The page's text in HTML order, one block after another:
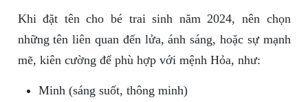
Khi đặt tên cho bé trai sinh năm 2024, nên chọn
những tên liên quan đến lửa, ánh sáng, hoặc sự mạnh
mẽ, kiên cường để phù hợp với mệnh Hỏa, như:
Minh (sáng suốt, thông minh)